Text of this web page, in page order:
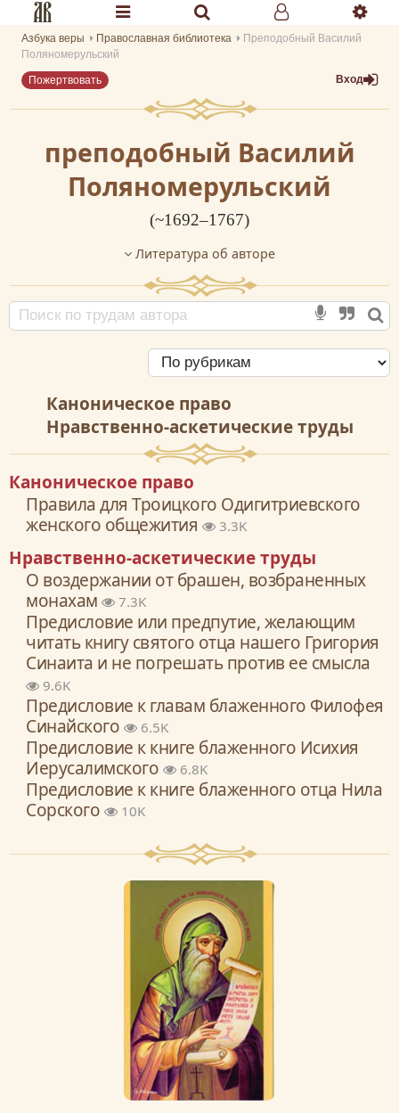
Разделы портала «Азбука веры»
Главная
Библиотеки
Календарь
Проверь себя
Семья и здоровье
Азбука веры Православная библиотека
Преподобный Василий
Поляномерульский
Пожертвовать Вход
преподобный Василий
Поляномерульский
(~1692–1767)
Литература об авторе
Каноническое право
Нравственно-аскетические труды
Каноническое право
Правила для Троицкого Одигитриевского
женского общежития
3.3K
Нравственно-аскетические труды
О воздержании от брашен, возбраненных
монахам
7.3K
Предисловие или предпутие, желающим
читать книгу святого отца нашего Григория
Синаита и не погрешать против ее смысла
9.6K
Предисловие к главам блаженного Филофея
Синайского
6.5K
Предисловие к книге блаженного Исихия
Иерусалимского
6.8K
Предисловие к книге блаженного отца Нила
Сорского
10K